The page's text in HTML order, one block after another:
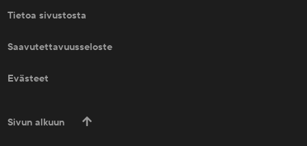
Tietoa sivustosta
Saavutettavuusseloste
Evästeet
Sivun alkuun